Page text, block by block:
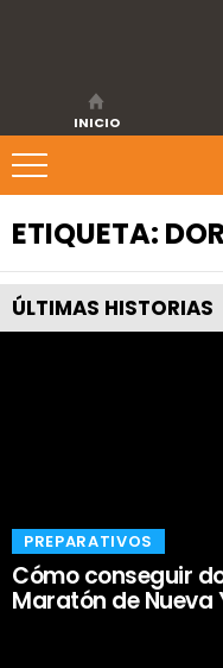
INICIO
ETIQUETA:
ÚLTIMAS HISTORIAS
​PREPARATIVOS
Cómo conseguir
Maratón de Nueva